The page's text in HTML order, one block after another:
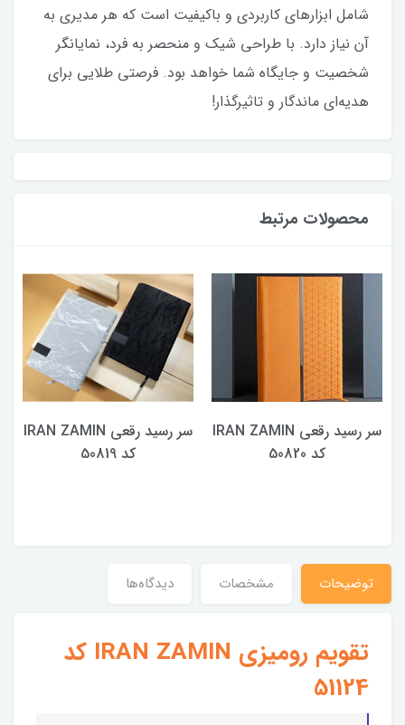
شامل ابزارهای کاربردی و باکیفیت است که هر مدیری به
آن نیاز دارد. با طراحی شیک و منحصر به فرد، نمایانگر
شخصیت و جایگاه شما خواهد بود. فرصتی طلایی برای
هدیه‌ای ماندگار و تاثیرگذار!
محصولات مرتبط
سر رسید رقعی IRAN ZAMIN
کد 50820
سر رسید رقعی IRAN ZAMIN
کد 50819
توضیحات مشخصات دیدگاه‌ها
تقویم رومیزی IRAN ZAMIN کد
51124